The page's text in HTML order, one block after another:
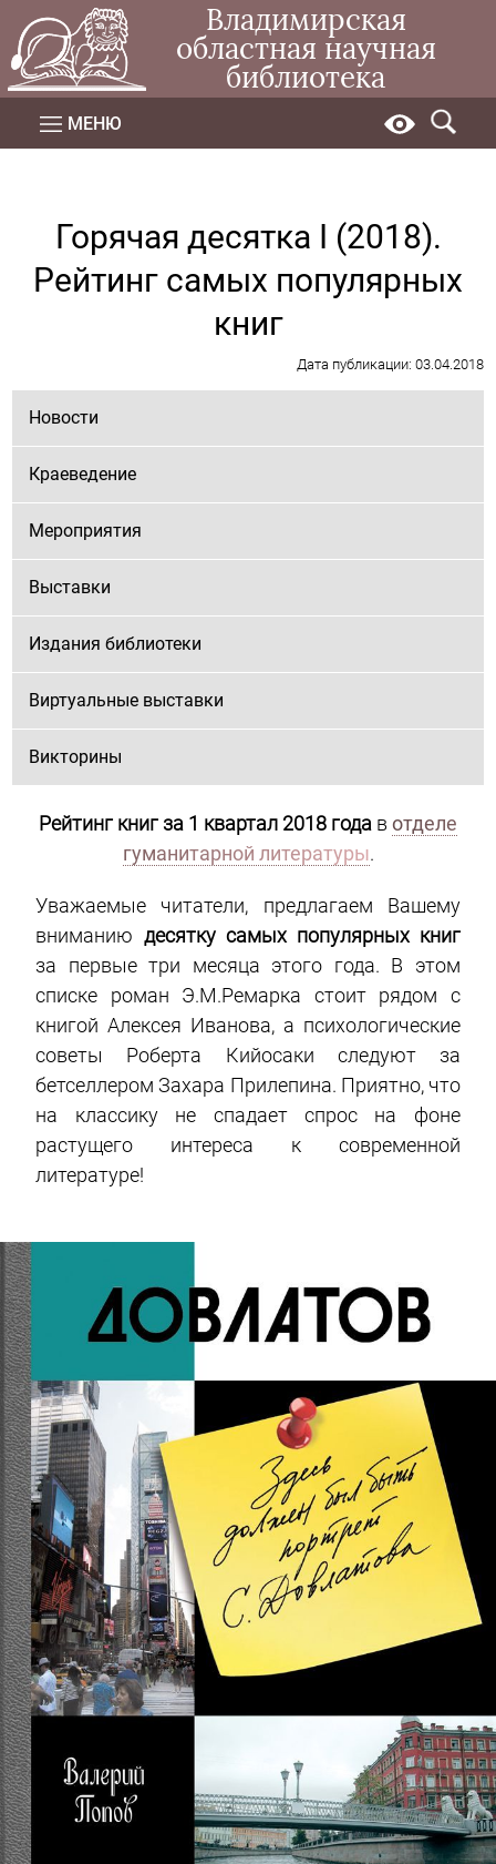
Владимирская
областная научная
библиотека
МЕНЮ
Горячая десятка I (2018).
Рейтинг самых популярных
книг
Дата публикации: 03.04.2018
Новости
Краеведение
Мероприятия
Выставки
Издания библиотеки
Виртуальные выставки
Викторины
Рейтинг книг за 1 квартал 2018 года в отделе
гуманитарной литературы.
Уважаемые читатели, предлагаем Вашему
вниманию десятку самых популярных книг
за первые три месяца этого года. В этом
списке роман Э.М.Ремарка стоит рядом с
книгой Алексея Иванова, а психологические
советы Роберта Кийосаки следуют за
бетселлером Захара Прилепина. Приятно, что
на классику не спадает спрос на фоне
растущего интереса к современной
литературе!